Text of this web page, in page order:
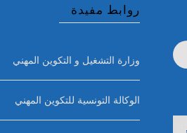
روابط مفيدة
وزارة التشغيل و التكوين المهني
الوكالة التونسية للتكوين المهني